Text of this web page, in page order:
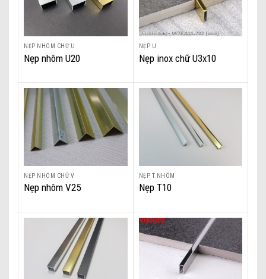
NẸP NHÔM CHỮ U
Nẹp nhôm U20
NẸP U
Nẹp inox chữ U3x10
NẸP NHÔM CHỮ V
Nẹp nhôm V25
NẸP T NHÔM
Nẹp T10